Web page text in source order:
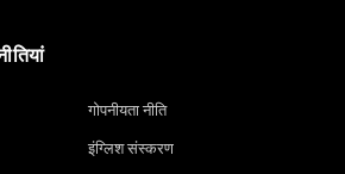
गोपनीयता नीति
इंग्लिश संस्करण